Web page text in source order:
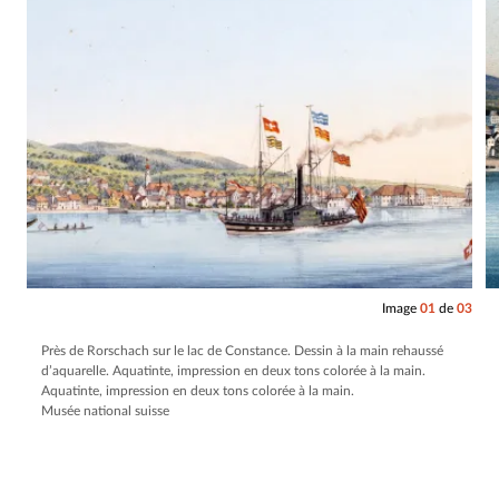
Image 01 de 03
Près de Rorschach sur le lac de Constance. Dessin à la main rehaussé
d’aquarelle. Aquatinte, impression en deux tons colorée à la main.
Aquatinte, impression en deux tons colorée à la main.
Musée national suisse